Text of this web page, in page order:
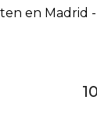
en Madrid